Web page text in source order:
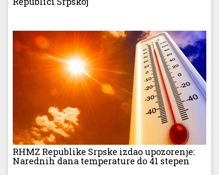
RHMZ Republike Srpske izdao upozorenje:
Narednih dana temperature do 41 stepen